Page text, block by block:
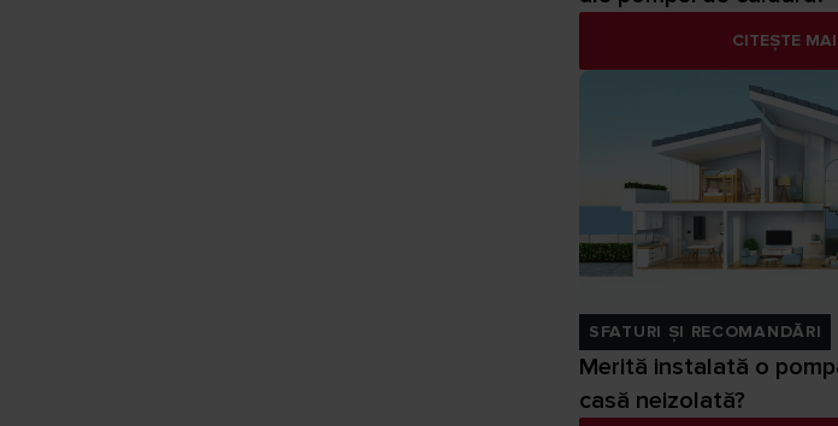
CITEȘTE
SFATURI ȘI RECOMANDĂRI
Merită instalată o
casă neizolată?